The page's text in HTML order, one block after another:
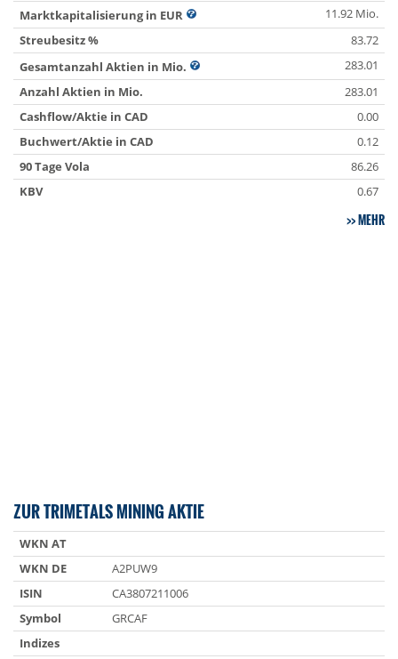
Marktkapitalisierung in EUR
11.92 Mio.
Streubesitz %
83.72
Gesamtanzahl Aktien in Mio.
283.01
Anzahl Aktien in Mio.
283.01
Cashflow/Aktie in CAD
0.00
Buchwert/Aktie in CAD
0.12
90 Tage Vola
86.26
KBV
0.67
MEHR
ZUR TRIMETALS MINING AKTIE
WKN AT
WKN DE
A2PUW9
ISIN
CA3807211006
Symbol
GRCAF
Indizes